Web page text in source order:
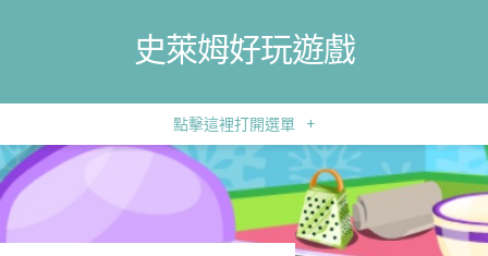
史萊姆好玩遊戲
點擊這裡打開選單 +